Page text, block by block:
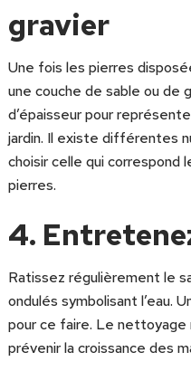
gravier
Une fois les pierres
une couche de sable ou de
d’épaisseur pour
jardin. Il existe différentes
choisir celle qui correspond
pierres.
4.
Ratissez régulièrement le
ondulés symbolisant l’eau.
pour ce faire. Le nettoyage
prévenir la croissance des